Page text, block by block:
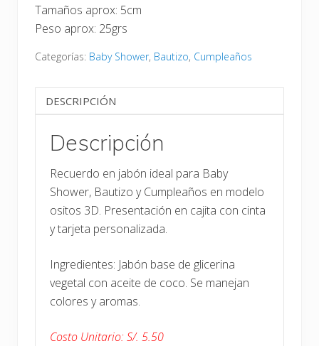
Tamaños aprox: 5cm
Peso aprox: 25grs
Categorías: Baby Shower, Bautizo, Cumpleaños
DESCRIPCIÓN
Descripción
Recuerdo en jabón ideal para Baby
Shower, Bautizo y Cumpleaños en modelo
ositos 3D. Presentación en cajita con cinta
y tarjeta personalizada.
Ingredientes: Jabón base de glicerina
vegetal con aceite de coco. Se manejan
colores y aromas.
Costo Unitario: S/. 5.50